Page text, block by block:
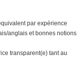
par expérience
anglais et bonnes notions
transparent(e) tant au